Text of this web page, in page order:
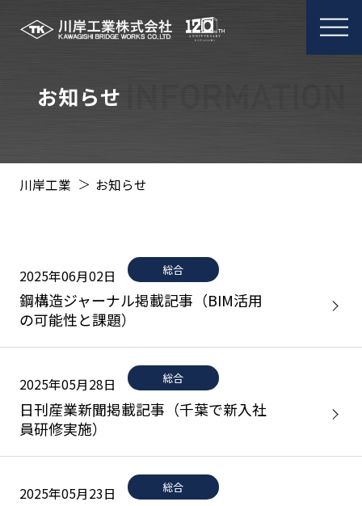
メ
お知らせ
川岸工業 お知らせ
2025年06月02日 総合
鋼構造ジャーナル掲載記事（BIM活用
の可能性と課題）
2025年05月28日 総合
日刊産業新聞掲載記事（千葉で新入社
員研修実施）
2025年05月23日 総合